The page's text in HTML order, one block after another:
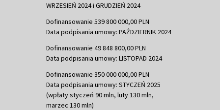
WRZESIEŃ 2024 i GRUDZIEŃ 2024
Dofinansowanie 539 800 000,00 PLN
Data podpisania umowy: PAŹDZIERNIK 2024
Dofinansowanie 49 848 800,00 PLN
Data podpisania umowy: LISTOPAD 2024
Dofinansowanie 350 000 000,00 PLN
Data podpisania umowy: STYCZEŃ 2025
(wpłaty styczeń 90 mln, luty 130 mln,
marzec 130 mln)